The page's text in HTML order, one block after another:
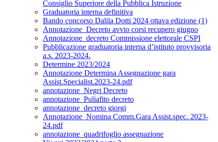
Consiglio Superiore della Pubblica Istruzione
Graduatoria interna definitiva
Bando concorso Dalila Dotti 2024 ottava edizione (1)
Annotazione_Decreto avvio corsi recupero giugno
Annotazione_decreto Commissione elettorale CSPI
Pubblicazione graduatoria interna d’istituto provvisoria
a.s. 2023-2024.
Determine 2023/2024
Annotazione Determina Assegnazione gara
Assist.Specialist.2023-24.pdf
annotazione_Negri Decreto
annotazione_Puliafito decreto
annotazione_decreto giorgi
Annotazione_Nomina Comm.Gara Assist.spec. 2023-
24.pdf
annotazione_quadrifoglio assegnazione